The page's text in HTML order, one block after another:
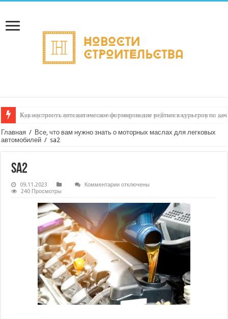
Как настроить автоматическое формирование рейтинга курьеров по
Главная / Все, что вам нужно знать о моторных маслах для легковых
автомобилей / sa2
sa2
09.11.2023 Комментариикотключены
240 Просмотры